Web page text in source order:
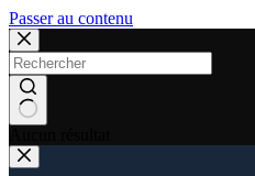
Passer au contenu